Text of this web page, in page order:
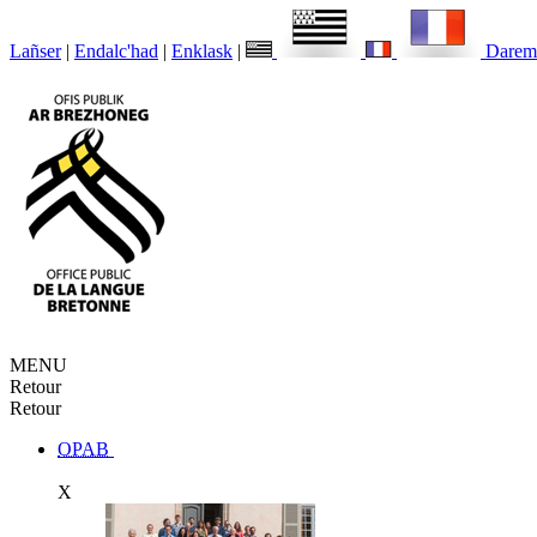
Lañser | Endalc'had | Enklask |
MENU
Retour
Retour
OPAB
X